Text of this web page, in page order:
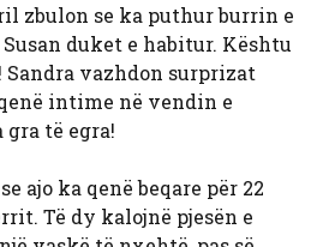
zbulon se ka puthur burrin e
duket e habitur. Kështu
Sandra vazhdon surprizat
intime në vendin e
gra të egra!
ajo ka qenë beqare për 22
Të dy kalojnë pjesën e